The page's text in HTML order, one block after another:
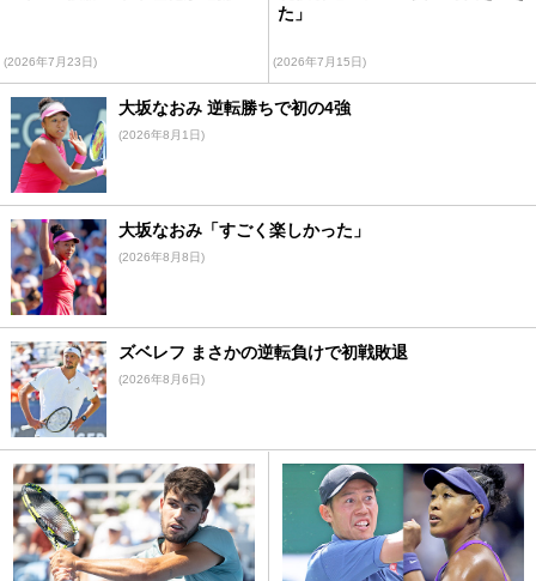
(2026年7月23日)
た」
(2026年7月15日)
大坂なおみ 逆転勝ちで初の4強
(2026年8月1日)
大坂なおみ「すごく楽しかった」
(2026年8月8日)
ズベレフ まさかの逆転負けで初戦敗退
(2026年8月6日)